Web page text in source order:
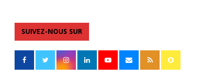
SUIVEZ-NOUS SUR